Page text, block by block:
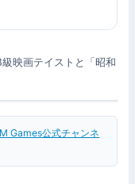
映画テイストと「昭和
Games公式チャンネ